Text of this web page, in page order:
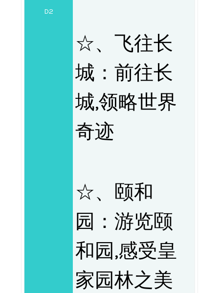
D2
☆、飞往长
城：前往长
城,领略世界
奇迹
☆、颐和
园：游览颐
和园,感受皇
家园林之美